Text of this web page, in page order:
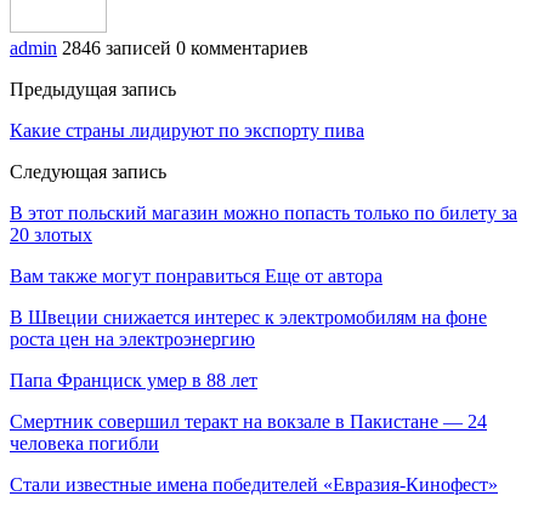
admin 2846 записей 0 комментариев
Предыдущая запись
Какие страны лидируют по экспорту пива
Следующая запись
В этот польский магазин можно попасть только по билету за
20 злотых
Вам также могут понравиться Еще от автора
В Швеции снижается интерес к электромобилям на фоне
роста цен на электроэнергию
Папа Франциск умер в 88 лет
Смертник совершил теракт на вокзале в Пакистане — 24
человека погибли
Стали известные имена победителей «Евразия-Кинофест»